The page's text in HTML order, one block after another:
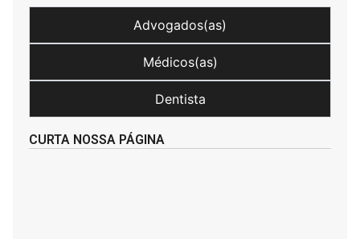
Advogados(as)
Médicos(as)
Dentista
CURTA NOSSA PÁGINA